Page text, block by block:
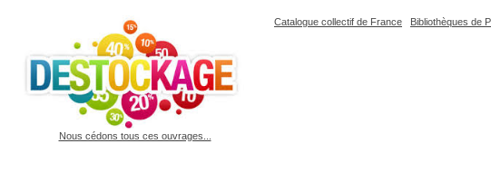
Catalogue collectif de France Bibliothèques de
Nous cédons tous ces ouvrages...